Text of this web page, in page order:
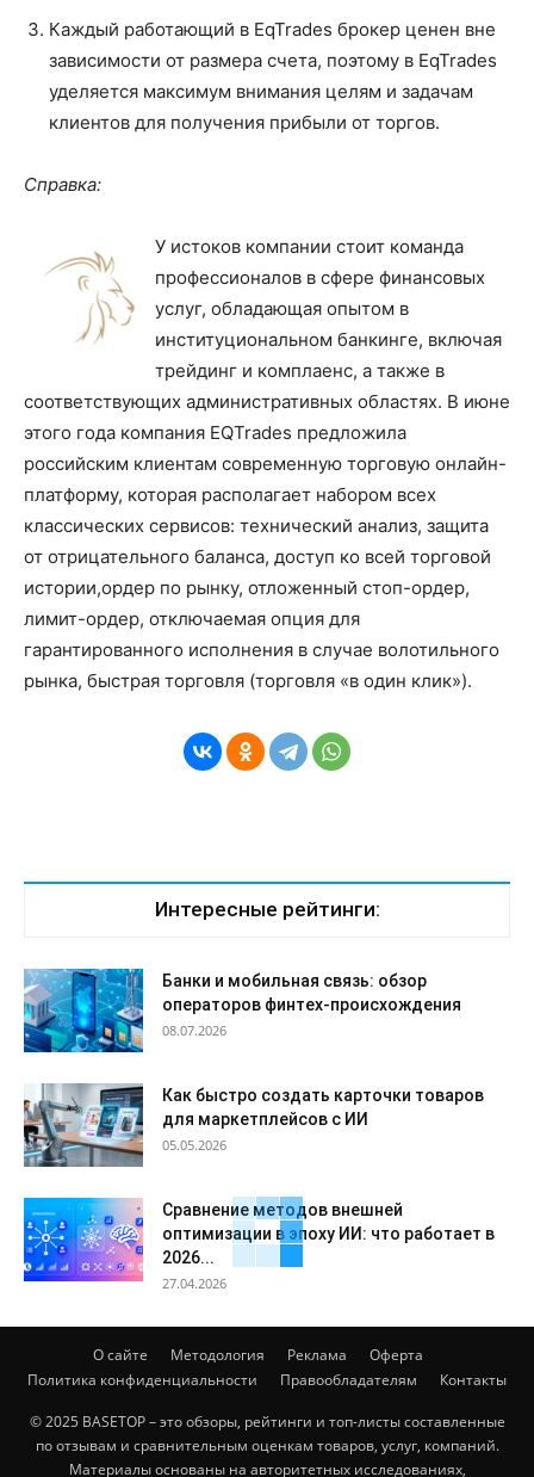
Каждый работающий в EqTrades брокер ценен вне
зависимости от размера счета, поэтому в EqTrades
уделяется максимум внимания целям и задачам
клиентов для получения прибыли от торгов.
Справка:
У истоков компании стоит команда
профессионалов в сфере финансовых
услуг, обладающая опытом в
институциональном банкинге, включая
трейдинг и комплаенс, а также в
соответствующих административных областях. В июне
этого года компания EQTrades предложила
российским клиентам современную торговую онлайн-
платформу, которая располагает набором всех
классических сервисов: технический анализ, защита
от отрицательного баланса, доступ ко всей торговой
истории,ордер по рынку, отложенный стоп-ордер,
лимит-ордер, отключаемая опция для
гарантированного исполнения в случае волотильного
рынка, быстрая торговля (торговля «в один клик»).
Интересные рейтинги:
Банки и мобильная связь: обзор
операторов финтех-происхождения
08.07.2026
Как быстро создать карточки товаров
для маркетплейсов с ИИ
05.05.2026
Сравнение методов внешней
оптимизации в эпоху ИИ: что работает в
2026...
27.04.2026
О сайте Методология Реклама
Оферта
Политика конфиденциальности
Правообладателям Контакты
© 2025 BASETOP – это обзоры, рейтинги и топ-листы составленные
по отзывам и сравнительным оценкам товаров, услуг, компаний.
Материалы основаны на авторитетных исследованиях,